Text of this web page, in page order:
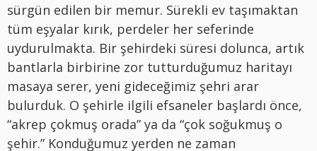
sürgün edilen bir memur. Sürekli ev taşımaktan
tüm eşyalar kırık, perdeler her seferinde
uydurulmakta. Bir şehirdeki süresi dolunca, artık
bantlarla birbirine zor tutturduğumuz haritayı
masaya serer, yeni gideceğimiz şehri arar
bulurduk. O şehirle ilgili efsaneler başlardı önce,
“akrep çokmuş orada” ya da “çok soğukmuş o
şehir.” Konduğumuz yerden ne zaman